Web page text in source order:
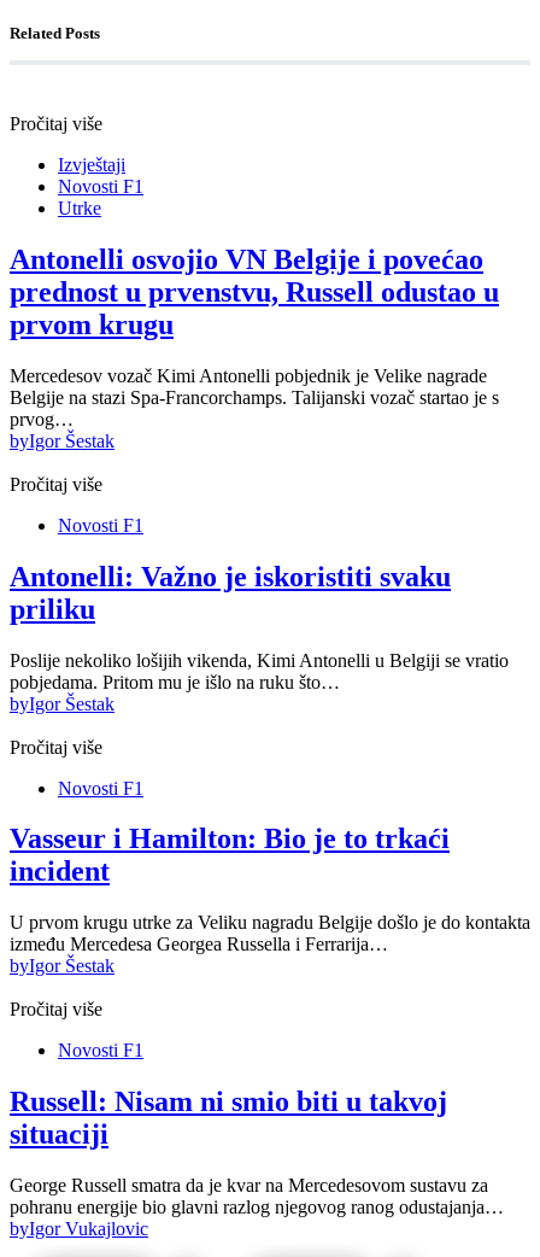
Related Posts
Pročitaj više
Izvještaji
Novosti F1
Utrke
Antonelli osvojio VN Belgije i povećao
prednost u prvenstvu, Russell odustao u
prvom krugu
Mercedesov vozač Kimi Antonelli pobjednik je Velike nagrade
Belgije na stazi Spa-Francorchamps. Talijanski vozač startao je s
prvog…
byIgor Šestak
Pročitaj više
Novosti F1
Antonelli: Važno je iskoristiti svaku
priliku
Poslije nekoliko lošijih vikenda, Kimi Antonelli u Belgiji se vratio
pobjedama. Pritom mu je išlo na ruku što…
byIgor Šestak
Pročitaj više
Novosti F1
Vasseur i Hamilton: Bio je to trkaći
incident
U prvom krugu utrke za Veliku nagradu Belgije došlo je do kontakta
između Mercedesa Georgea Russella i Ferrarija…
byIgor Šestak
Pročitaj više
Novosti F1
Russell: Nisam ni smio biti u takvoj
situaciji
George Russell smatra da je kvar na Mercedesovom sustavu za
pohranu energije bio glavni razlog njegovog ranog odustajanja…
byIgor Vukajlovic